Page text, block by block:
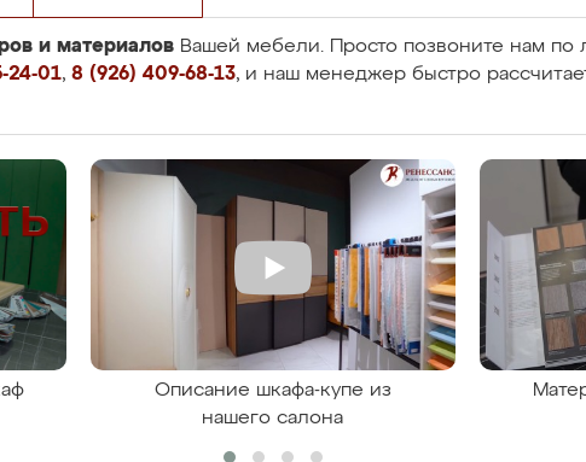
и материалов Вашей мебели. Просто позвоните нам по
24-01, 8 (926) 409-68-13, и наш менеджер быстро
Описание шкафа-купе из
нашего салона